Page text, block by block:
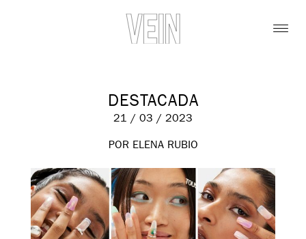
DESTACADA
21 / 03 / 2023
POR ELENA RUBIO